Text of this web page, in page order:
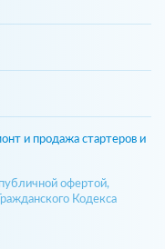
и продажа стартеров и
офертой,
Кодекса